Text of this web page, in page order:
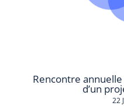
Rencontre
d’un
22